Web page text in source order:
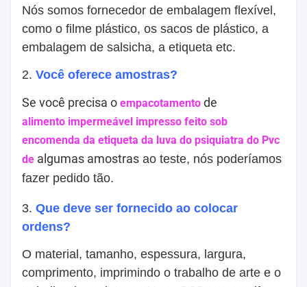
Nós somos fornecedor de embalagem flexível,
como o filme plástico, os sacos de plástico, a
embalagem de salsicha, a etiqueta etc.
2. Você oferece amostras?
Se você precisa o empacotamento de
alimento impermeável impresso feito sob
encomenda da etiqueta da luva do psiquiatra do Pvc
de algumas amostras ao teste, nós poderíamos
fazer pedido tão.
3. Que deve ser fornecido ao colocar
ordens?
O material, tamanho, espessura, largura,
comprimento, imprimindo o trabalho de arte e o